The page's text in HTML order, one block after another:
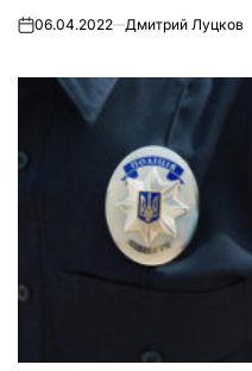
on06.04.2022 Дмитрий Луцков